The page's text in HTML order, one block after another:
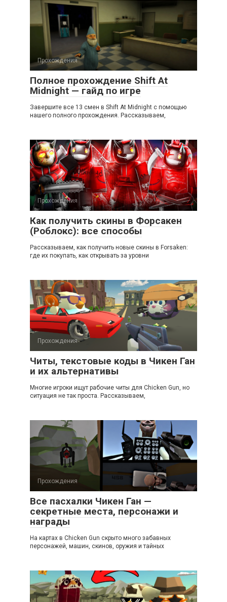
Прохождения
Полное прохождение Shift At
Midnight — гайд по игре
Завершите все 13 смен в Shift At Midnight с помощью
нашего полного прохождения. Рассказываем,
Прохождения
Как получить скины в Форсакен
(Роблокс): все способы
Рассказываем, как получить новые скины в Forsaken:
где их покупать, как открывать за уровни
Прохождения
Читы, текстовые коды в Чикен Ган
и их альтернативы
Многие игроки ищут рабочие читы для Chicken Gun, но
ситуация не так проста. Рассказываем,
Прохождения
Все пасхалки Чикен Ган —
секретные места, персонажи и
награды
На картах в Chicken Gun скрыто много забавных
персонажей, машин, скинов, оружия и тайных